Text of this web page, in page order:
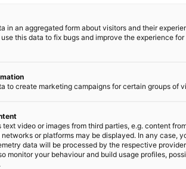
Unternehmen
der
von Partnern,
und dasPotsdam-
in an aggregated form about visitors and their
this data to fix bugs and improve the experience for
to create marketing campaigns for certain groups of
text video or images from third parties, e.g. content
or platforms may be displayed. In any case,
data will be processed by the respective
monitor your behaviour and build usage profiles,